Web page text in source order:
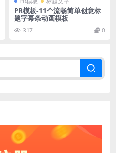
PR模板-11个流畅简单创意标
题字幕条动画模板
317 0